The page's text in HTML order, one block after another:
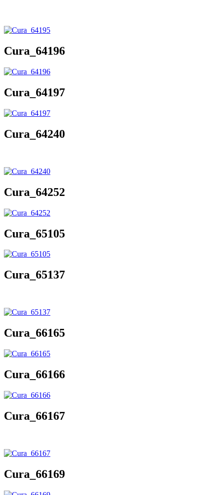
Cura_64196
Cura_64197
Cura_64240
Cura_64252
Cura_65105
Cura_65137
Cura_66165
Cura_66166
Cura_66167
Cura_66169